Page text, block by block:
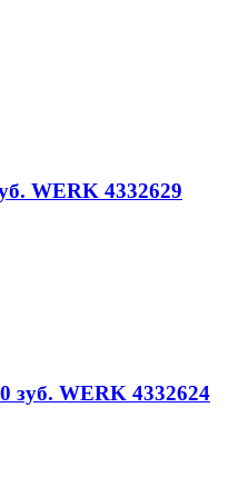
WERK 4332629
зуб. WERK 4332624